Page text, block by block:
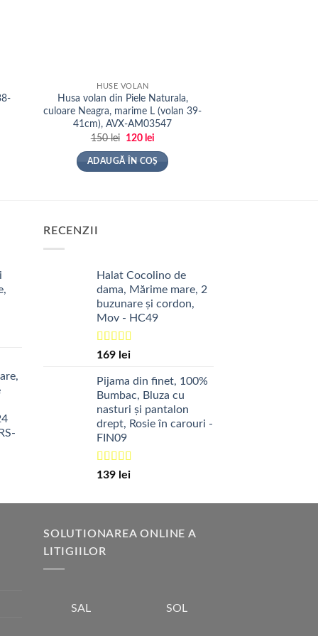
HUSE VOLAN
Husa volan din Piele Naturala,
culoare Neagra, marime L (volan 39-
41cm), AVX-AM03547
150lei
Prețul
a
fost:
120 lei
este:
120 lei.
ADAUGĂ ÎN COȘ
RECENZII
Halat Cocolino de
dama, Mărime mare, 2
buzunare și cordon,
Mov - HC49
Evaluat la
169 lei
Pijama din finet, 100%
Bumbac, Bluza cu
nasturi și pantalon
drept, Rosie în carouri -
FIN09
Evaluat la
139 lei
SOLUTIONAREA ONLINE A
LITIGIILOR
SAL SOL